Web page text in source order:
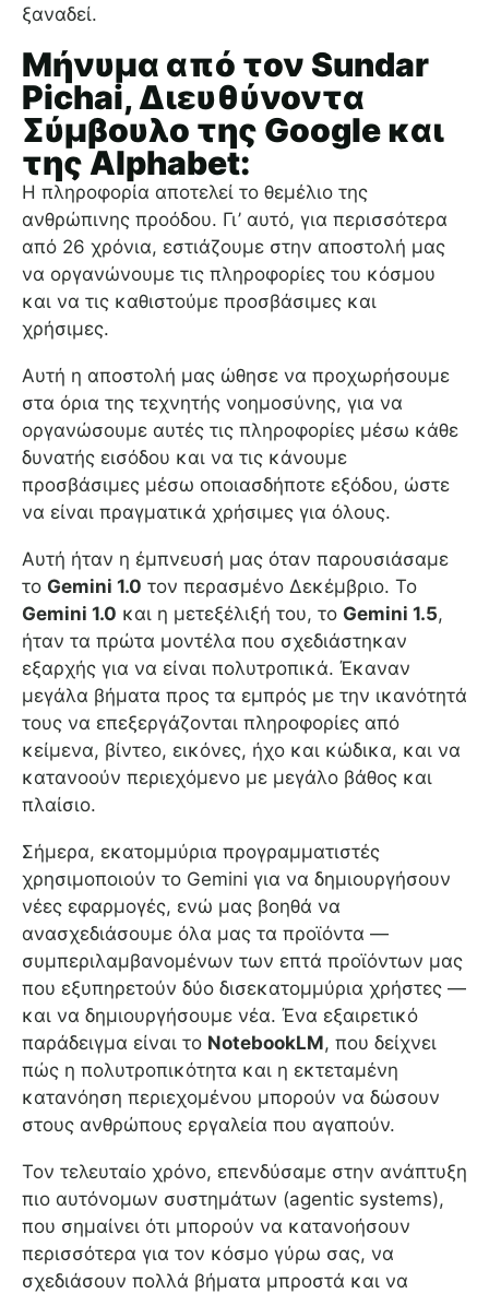
ξαναδεί.
Μήνυμα από τον Sundar
Pichai, Διευθύνοντα
Σύμβουλο της Google και
της Alphabet:
Η πληροφορία αποτελεί το θεμέλιο της
ανθρώπινης προόδου. Γι’ αυτό, για περισσότερα
από 26 χρόνια, εστιάζουμε στην αποστολή μας
να οργανώνουμε τις πληροφορίες του κόσμου
και να τις καθιστούμε προσβάσιμες και
χρήσιμες.
Αυτή η αποστολή μας ώθησε να προχωρήσουμε
στα όρια της τεχνητής νοημοσύνης, για να
οργανώσουμε αυτές τις πληροφορίες μέσω κάθε
δυνατής εισόδου και να τις κάνουμε
προσβάσιμες μέσω οποιασδήποτε εξόδου, ώστε
να είναι πραγματικά χρήσιμες για όλους.
Αυτή ήταν η έμπνευσή μας όταν παρουσιάσαμε
το Gemini 1.0 τον περασμένο Δεκέμβριο. Το
Gemini 1.0 και η μετεξέλιξή του, το Gemini 1.5,
ήταν τα πρώτα μοντέλα που σχεδιάστηκαν
εξαρχής για να είναι πολυτροπικά. Έκαναν
μεγάλα βήματα προς τα εμπρός με την ικανότητά
τους να επεξεργάζονται πληροφορίες από
κείμενα, βίντεο, εικόνες, ήχο και κώδικα, και να
κατανοούν περιεχόμενο με μεγάλο βάθος και
πλαίσιο.
Σήμερα, εκατομμύρια προγραμματιστές
χρησιμοποιούν το Gemini για να δημιουργήσουν
νέες εφαρμογές, ενώ μας βοηθά να
ανασχεδιάσουμε όλα μας τα προϊόντα —
συμπεριλαμβανομένων των επτά προϊόντων μας
που εξυπηρετούν δύο δισεκατομμύρια χρήστες —
και να δημιουργήσουμε νέα. Ένα εξαιρετικό
παράδειγμα είναι το NotebookLM, που δείχνει
πώς η πολυτροπικότητα και η εκτεταμένη
κατανόηση περιεχομένου μπορούν να δώσουν
στους ανθρώπους εργαλεία που αγαπούν.
Τον τελευταίο χρόνο, επενδύσαμε στην ανάπτυξη
πιο αυτόνομων συστημάτων (agentic systems),
που σημαίνει ότι μπορούν να κατανοήσουν
περισσότερα για τον κόσμο γύρω σας, να
σχεδιάσουν πολλά βήματα μπροστά και να